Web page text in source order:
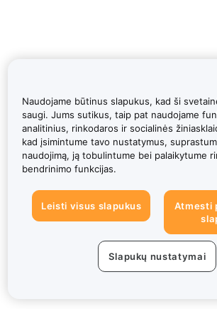
Naudojame būtinus slapukus, kad ši
saugi. Jums sutikus, taip pat naudojame
analitinius, rinkodaros ir socialinės
kad įsimintume tavo nustatymus,
naudojimą, ją tobulintume bei palaikytume
bendrinimo funkcijas.
Leisti visus slapukus
Atmesti
Slapukų nustatymai